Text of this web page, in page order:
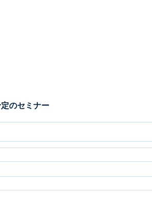
のセミナー